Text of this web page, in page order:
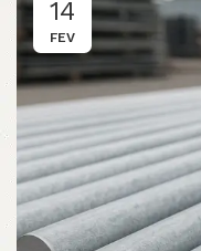
14
FEV